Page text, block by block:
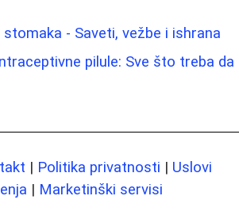
- Saveti, vežbe i ishrana
pilule: Sve što treba da
| Politika privatnosti | Uslovi
| Marketinški servisi